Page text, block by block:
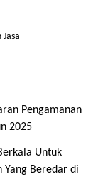
Pengamanan
2025
Untuk
Yang Beredar di